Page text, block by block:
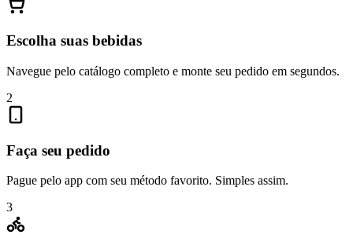
Escolha suas bebidas
Navegue pelo catálogo completo e monte seu pedido em segundos.
2
Faça seu pedido
Pague pelo app com seu método favorito. Simples assim.
3